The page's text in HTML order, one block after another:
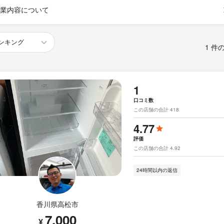
内容について
1 件
香川県高松市
7,000
1
口コミ数
この店舗の合計 418
4.77
評価
この店舗の合計 4.92
24時間以内の返信